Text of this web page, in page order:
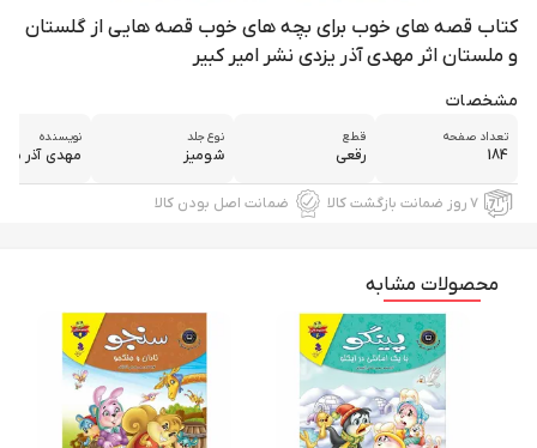
کتاب قصه های خوب برای بچه های خوب قصه هایی از گلستان
و ملستان اثر مهدی آذر یزدی نشر امیر کبیر
مشخصات
تعداد صفحه
184
قطع
رقعی
نوع جلد
شومیز
نویسنده
مهدي آذر
۷ روز ضمانت بازگشت کالا ضمانت اصل بودن کالا
محصولات مشابه